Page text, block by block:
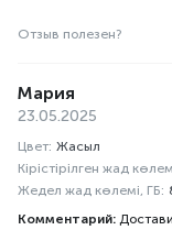
Отзыв полезен?
Мария
23.05.2025
Цвет: Жасыл
Кірістірілген жад
Жедел жад көлемі, ГБ:
Комментарий: